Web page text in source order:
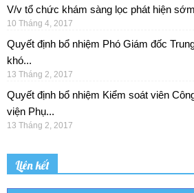
V/v tổ chức khám sàng lọc phát hiện
10 Tháng 4, 2017
Quyết định bổ nhiệm Phó Giám đốc
khó...
13 Tháng 2, 2017
Quyết định bổ nhiệm Kiểm soát viên
viện Phụ...
13 Tháng 2, 2017
Liên kết